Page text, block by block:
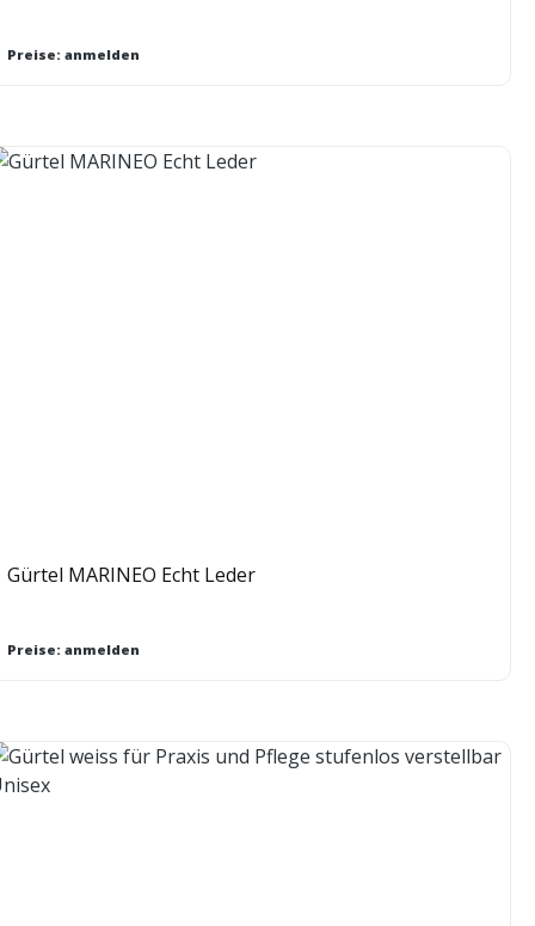
Preise: anmelden
Gürtel MARINEO Echt Leder
Preise: anmelden